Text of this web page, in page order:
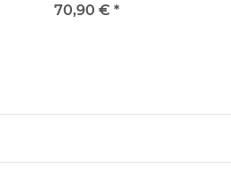
"Marion" 367 x 526 x 342
70,90 € *